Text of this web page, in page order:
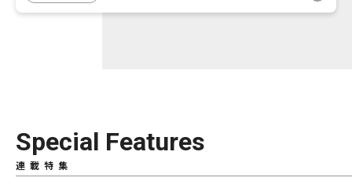
Special Features
連載特集